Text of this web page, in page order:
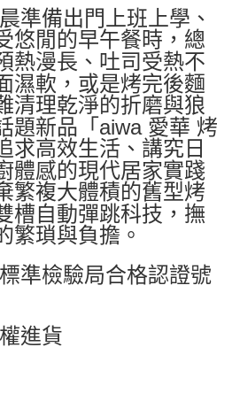
準備出門上班上學、
悠閒的早午餐時，總
熱漫長、吐司受熱不
濕軟，或是烤完後麵
清理乾淨的折磨與狼
題新品「aiwa 愛華 烤
求高效生活、講究日
體感的現代居家實踐
繁複大體積的舊型烤
槽自動彈跳科技，撫
繁瑣與負擔。
準檢驗局合格認證號
進貨